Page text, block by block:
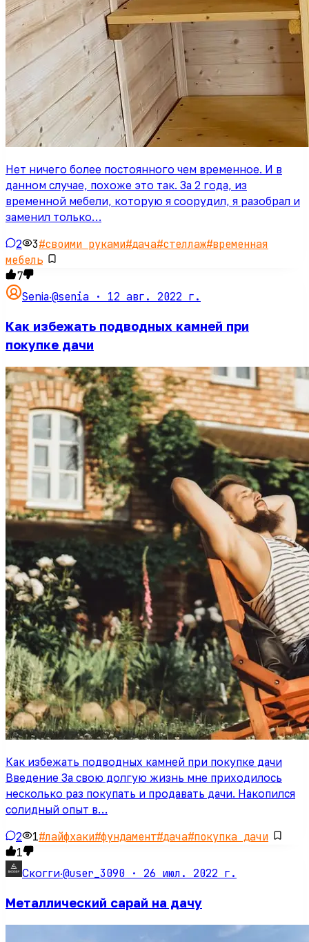
Нет ничего более постоянного чем временное. И в
данном случае, похоже это так. За 2 года, из
временной мебели, которую я соорудил, я разобрал и
заменил только…
2 3#своими руками#дача#стеллаж#временная
мебель
7
Senia·@senia · 12 авг. 2022 г.
Как избежать подводных камней при
покупке дачи
Как избежать подводных камней при покупке дачи
Введение За свою долгую жизнь мне приходилось
несколько раз покупать и продавать дачи. Накопился
солидный опыт в…
2 1#лайфхаки#фундамент#дача#покупка дачи
1
Скогги·@user_3090 · 26 июл. 2022 г.
Металлический сарай на дачу